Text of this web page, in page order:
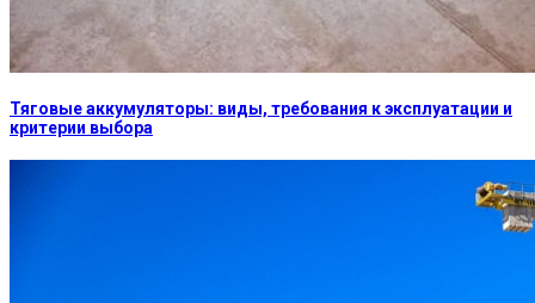
Тяговые аккумуляторы: виды, требования к эксплуатации и
критерии выбора